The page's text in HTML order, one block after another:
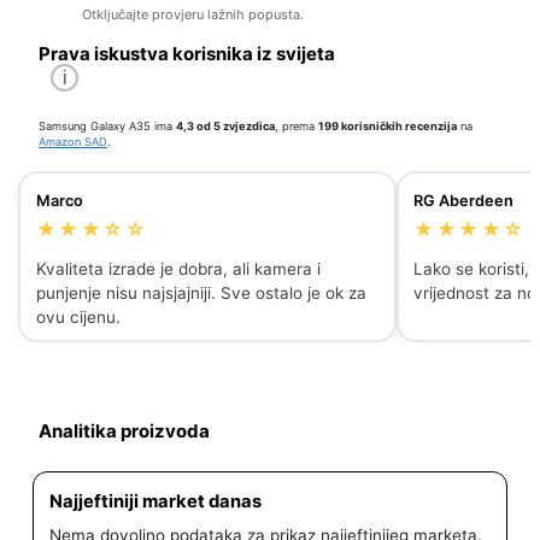
Otključajte provjeru lažnih popusta.
Prava iskustva korisnika iz svijeta
i
Samsung Galaxy A35 ima 4,3 od 5 zvjezdica , prema 199 korisničkih recenzija na
Amazon SAD
Marco
★★★☆☆
Kvaliteta izrade je dobra, ali kamera i
punjenje nisu najsjajniji. Sve ostalo je ok za
ovu cijenu.
RG Aberdeen
★★★★☆
Lako se koristi,
vrijednost za
Analitika proizvoda
Najjeftiniji market danas
Nema dovoljno podataka za prikaz najjeftinijeg marketa.